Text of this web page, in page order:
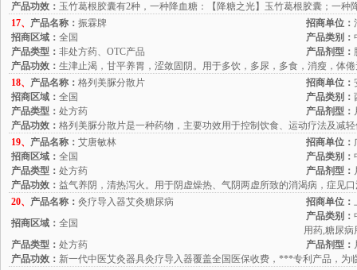
产品功效： 玉竹葛根胶囊有2种，一种降血糖：【降糖之光】玉竹葛根胶囊；一
17、 产品名称： 振霖牌 招商单位：
招商区域： 全国 产品类别：
产品类型： 非处方药、OTC产品 产品剂型：
产品功效： 生津止渴，甘平养胃，涩敛固阴。用于多饮，多尿，多食，消瘦，体
18、 产品名称： 格列美脲分散片 招商单位：
招商区域： 全国 产品类别：
产品类型： 处方药 产品剂型：
产品功效： 格列美脲分散片是一种药物，主要功效用于控制饮食、运动疗法及减
19、 产品名称： 艾唐敏林 招商单位：
招商区域： 全国 产品类别：
产品类型： 处方药 产品剂型：
产品功效： 益气养阴，清热泻火。用于阴虚燥热、气阴两虚所致的消渴病，症见
20、 产品名称： 灸疗导入器艾灸糖尿病 招商单位：
招商区域： 全国
产品类别：
用药,糖尿病
产品类型： 处方药 产品剂型：
产品功效： 新一代中医艾灸器具灸疗导入器覆盖全国医保收费，***专利产品，为